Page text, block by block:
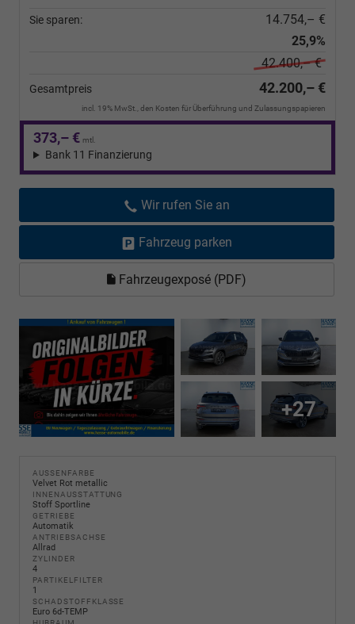
Sie sparen:
14.754,– €
25,9%
42.400,– €
Gesamtpreis 42.200,– €
incl. 19% MwSt., den Kosten für Überführung und Zulassungspapieren
373,– € mtl.
Bank 11 Finanzierung
Wir rufen Sie an
Fahrzeug parken
Fahrzeugexposé (PDF)
+27
AUSSENFARBE
Velvet Rot metallic
INNENAUSSTATTUNG
Stoff Sportline
GETRIEBE
Automatik
ANTRIEBSACHSE
Allrad
ZYLINDER
4
PARTIKELFILTER
1
SCHADSTOFFKLASSE
Euro 6d-TEMP